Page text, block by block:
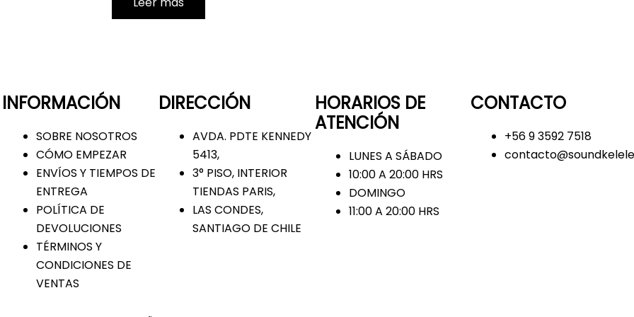
INFORMACIÓN
SOBRE NOSOTROS
CÓMO EMPEZAR
ENVÍOS Y TIEMPOS DE
ENTREGA
POLÍTICA DE
DEVOLUCIONES
TÉRMINOS Y
CONDICIONES DE
VENTAS
DIRECCIÓN
AVDA. PDTE KENNEDY
5413,
3° PISO, INTERIOR
TIENDAS PARIS,
LAS CONDES,
SANTIAGO DE CHILE
HORARIOS DE
ATENCIÓN
LUNES A SÁBADO
10:00 A 20:00 HRS
DOMINGO
11:00 A 20:00 HRS
CONTACTO
+56 9 3592 7518